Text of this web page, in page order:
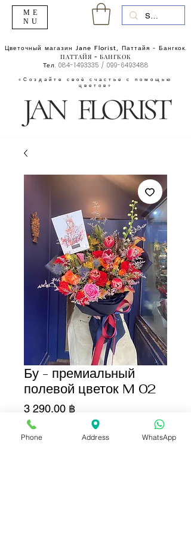
«Создайте своё счастье с помощью
цветов»
Цветочный магазин Jane Florist, Паттайя - Бангкок.
ПАТТАЙЯ - БАНГКОК
Тел. 084-1493335 / 099-6493488
ME
NU
Бу - премиальный
полевой цветок M 02
3 290,00 ฿Цена
Количество
Phone Address WhatsApp